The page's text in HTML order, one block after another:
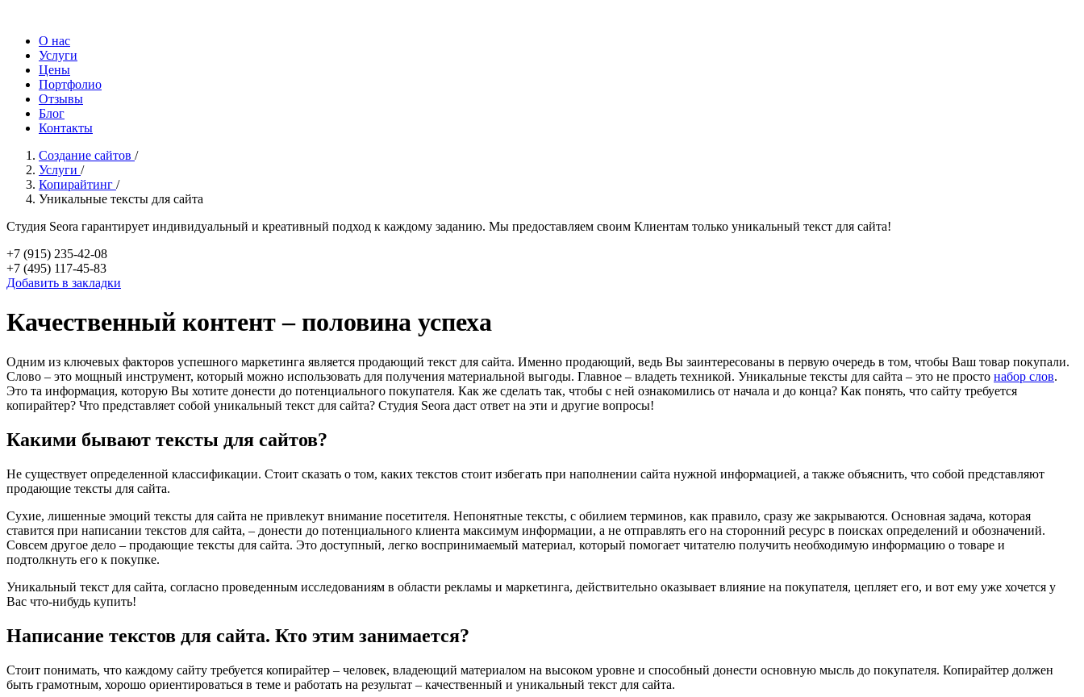
О нас
Услуги
Цены
Портфолио
Отзывы
Блог
Контакты
Создание сайтов /
Услуги /
Копирайтинг /
Уникальные тексты для сайта
Студия Seora гарантирует индивидуальный и креативный подход к каждому заданию. Мы предоставляем своим Клиентам только уникальный текст для сайта!
+7 (915) 235-42-08
+7 (495) 117-45-83
Добавить в закладки
Качественный контент – половина успеха
Одним из ключевых факторов успешного маркетинга является продающий текст для сайта. Именно продающий, ведь Вы заинтересованы в первую очередь в том, чтобы Ваш товар покупали.
Слово – это мощный инструмент, который можно использовать для получения материальной выгоды. Главное – владеть техникой. Уникальные тексты для сайта – это не просто набор слов.
Это та информация, которую Вы хотите донести до потенциального покупателя. Как же сделать так, чтобы с ней ознакомились от начала и до конца? Как понять, что сайту требуется
копирайтер? Что представляет собой уникальный текст для сайта? Студия Seora даст ответ на эти и другие вопросы!
Какими бывают тексты для сайтов?
Не существует определенной классификации. Стоит сказать о том, каких текстов стоит избегать при наполнении сайта нужной информацией, а также объяснить, что собой представляют
продающие тексты для сайта.
Сухие, лишенные эмоций тексты для сайта не привлекут внимание посетителя. Непонятные тексты, с обилием терминов, как правило, сразу же закрываются. Основная задача, которая
ставится при написании текстов для сайта, – донести до потенциального клиента максимум информации, а не отправлять его на сторонний ресурс в поисках определений и обозначений.
Совсем другое дело – продающие тексты для сайта. Это доступный, легко воспринимаемый материал, который помогает читателю получить необходимую информацию о товаре и
подтолкнуть его к покупке.
Уникальный текст для сайта, согласно проведенным исследованиям в области рекламы и маркетинга, действительно оказывает влияние на покупателя, цепляет его, и вот ему уже хочется у
Вас что-нибудь купить!
Написание текстов для сайта. Кто этим занимается?
Стоит понимать, что каждому сайту требуется копирайтер – человек, владеющий материалом на высоком уровне и способный донести основную мысль до покупателя. Копирайтер должен
быть грамотным, хорошо ориентироваться в теме и работать на результат – качественный и уникальный текст для сайта.